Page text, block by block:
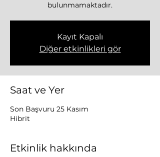
bulunmamaktadır.
Kayıt Kapalı
Diğer etkinlikleri gör
Saat ve Yer
Son Başvuru 25 Kasım
Hibrit
Etkinlik hakkında